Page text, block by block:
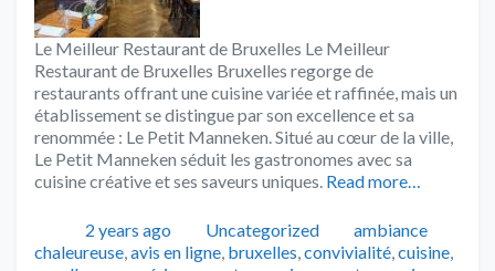
Le Meilleur Restaurant de Bruxelles Le Meilleur
Restaurant de Bruxelles Bruxelles regorge de
restaurants offrant une cuisine variée et raffinée, mais un
établissement se distingue par son excellence et sa
renommée : Le Petit Manneken. Situé au cœur de la ville,
Le Petit Manneken séduit les gastronomes avec sa
cuisine créative et ses saveurs uniques. Read more…
Publié2 years ago Catégories
Uncategorized Tags
ambiance
chaleureuse,avis en ligne, bruxelles,convivialité,cuisine,